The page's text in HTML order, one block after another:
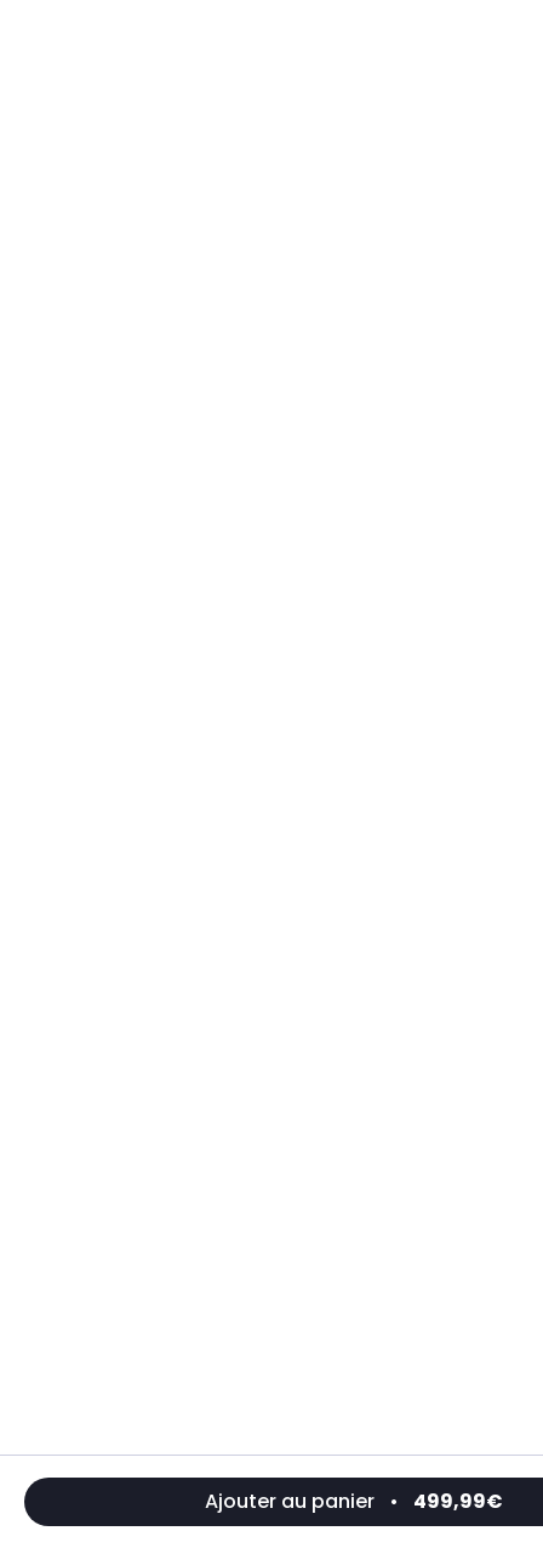
Ajouter au panier • 499,99€